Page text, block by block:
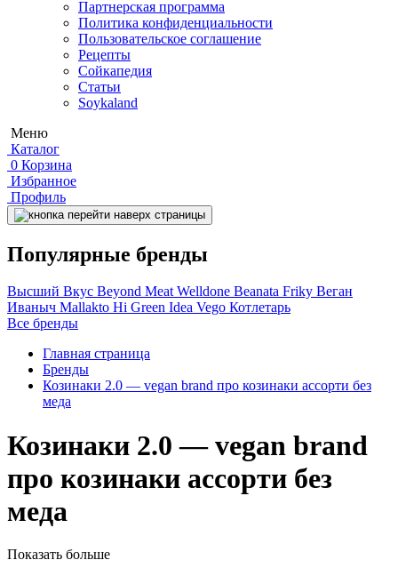
Партнерская программа
Политика конфиденциальности
Пользовательское соглашение
Рецепты
Сойкапедия
Статьи
Soykaland
Меню
Каталог
0 Корзина
Избранное
Профиль
Популярные бренды
Высший Вкус Beyond MeatWelldone Beanata Friky Веган
Иваныч Mallakto Hi Green Idea Vego Котлетарь
Все бренды
Главная страница
Бренды
Козинаки 2.0 — vegan brand про козинаки ассорти без
меда
Козинаки 2.0 — vegan brand
про козинаки ассорти без
меда
Показать больше